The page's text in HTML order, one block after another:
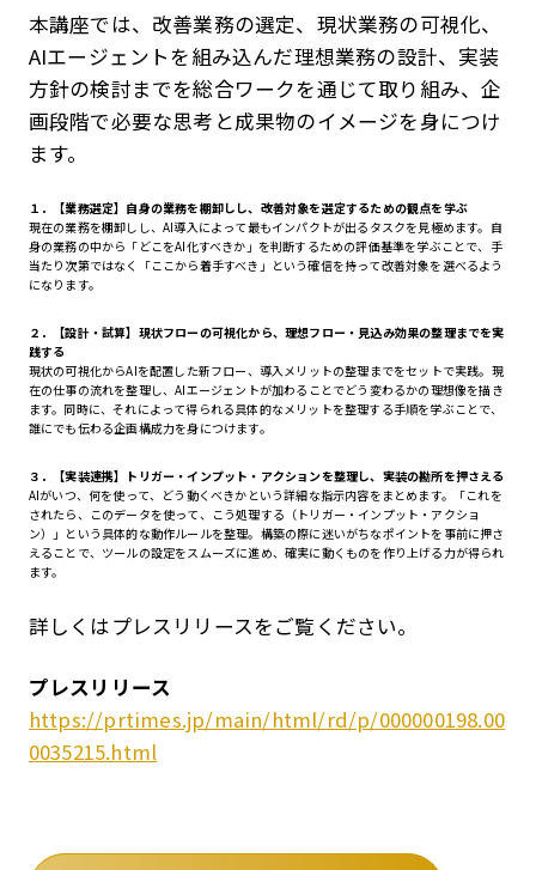
本講座では、改善業務の選定、現状業務の可視化、
AIエージェントを組み込んだ理想業務の設計、実装
方針の検討までを総合ワークを通じて取り組み、企
画段階で必要な思考と成果物のイメージを身につけ
ます。
１．【業務選定】自身の業務を棚卸しし、改善対象を選定するための観点を学ぶ
現在の業務を棚卸しし、AI導入によって最もインパクトが出るタスクを見極めます。自
身の業務の中から「どこをAI化すべきか」を判断するための評価基準を学ぶことで、手
当たり次第ではなく「ここから着手すべき」という確信を持って改善対象を選べるよう
になります。
２．【設計・試算】現状フローの可視化から、理想フロー・見込み効果の整理までを実
践する
現状の可視化からAIを配置した新フロー、導入メリットの整理までをセットで実践。現
在の仕事の流れを整理し、AIエージェントが加わることでどう変わるかの理想像を描き
ます。同時に、それによって得られる具体的なメリットを整理する手順を学ぶことで、
誰にでも伝わる企画構成力を身につけます。
３．【実装連携】トリガー・インプット・アクションを整理し、実装の勘所を押さえる
AIがいつ、何を使って、どう動くべきかという詳細な指示内容をまとめます。「これを
されたら、このデータを使って、こう処理する（トリガー・インプット・アクショ
ン）」という具体的な動作ルールを整理。構築の際に迷いがちなポイントを事前に押さ
えることで、ツールの設定をスムーズに進め、確実に動くものを作り上げる力が得られ
ます。
詳しくはプレスリリースをご覧ください。
プレスリリース
https://prtimes.jp/main/html/rd/p/000000198.00
0035215.html